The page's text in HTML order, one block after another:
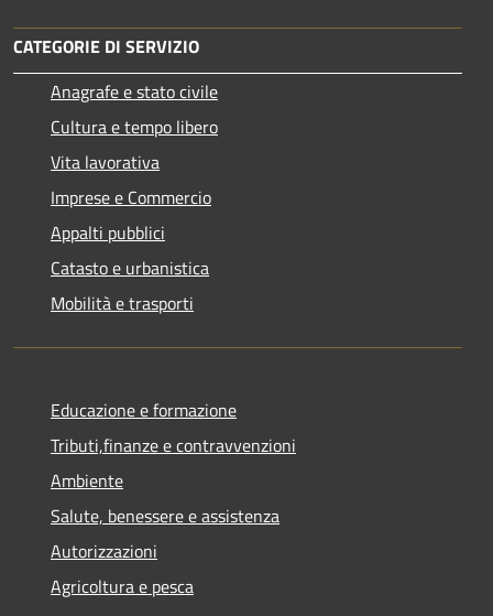
CATEGORIE DI SERVIZIO
Anagrafe e stato civile
Cultura e tempo libero
Vita lavorativa
Imprese e Commercio
Appalti pubblici
Catasto e urbanistica
Mobilità e trasporti
Educazione e formazione
Tributi,finanze e contravvenzioni
Ambiente
Salute, benessere e assistenza
Autorizzazioni
Agricoltura e pesca